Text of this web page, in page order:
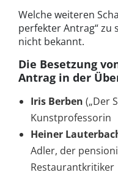
Welche weiteren
perfekter Antrag“ zu
nicht bekannt.
Die Besetzung
Antrag in der
Iris Berben („Der
Kunstprofessorin
Heiner
Adler, der
Restaurantkritiker